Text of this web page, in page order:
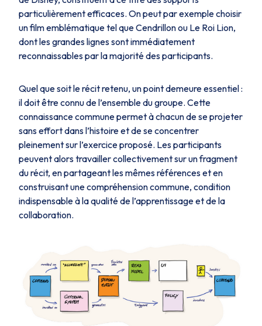
particulièrement efficaces. On peut par exemple choisir
un film emblématique tel queCendrillonou Le Roi Lion,
dont les grandes lignes sont immédiatement
reconnaissables par la majorité des participants.
Quel que soit le récit retenu, un point demeure essentiel :
il doit être connu de l’ensemble du groupe. Cette
connaissance commune permet à chacun de se projeter
sans effort dans l’histoire et de se concentrer
pleinement sur l’exercice proposé. Les participants
peuvent alors travailler collectivement sur un fragment
du récit, en partageant les mêmes références et en
construisant une compréhension commune, condition
indispensable à la qualité de l’apprentissage et de la
collaboration.